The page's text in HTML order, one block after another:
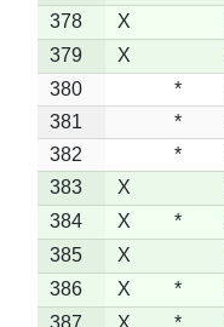
378
X
379
X
380
*
381
*
382
*
383
X
384
X *
385
X
386
X *
387
X *